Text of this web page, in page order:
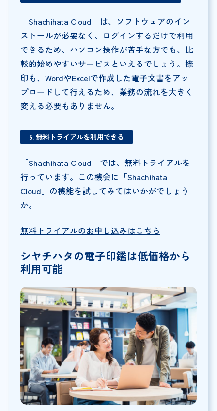
「Shachihata Cloud」は、ソフトウェアのイン
ストールが必要なく、ログインするだけで利用
できるため、パソコン操作が苦手な方でも、比
較的始めやすいサービスといえるでしょう。捺
印も、WordやExcelで作成した電子文書をアッ
プロードして行えるため、業務の流れを大きく
変える必要もありません。
5. 無料トライアルを利用できる
「Shachihata Cloud」では、無料トライアルを
行っています。この機会に「Shachihata
Cloud」の機能を試してみてはいかがでしょう
か。
無料トライアルのお申し込みはこちら
シヤチハタの電子印鑑は低価格から
利用可能